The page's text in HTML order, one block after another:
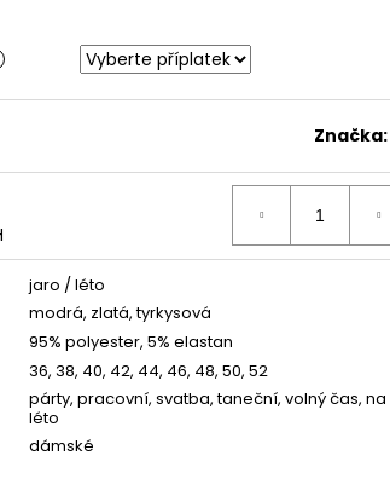
Značka:
jaro / léto
modrá, zlatá, tyrkysová
95% polyester, 5% elastan
36, 38, 40, 42, 44, 46, 48, 50, 52
párty, pracovní, svatba, taneční, volný čas, na
léto
dámské
1 880 Kč